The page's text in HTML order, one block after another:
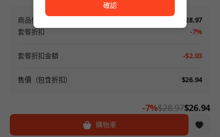
商品價格
$28.97
套餐折扣
-7%
套餐折扣金額 -$2.03
售價（包含折扣） $26.94
-7%$28.97$26.94
購物車
確認